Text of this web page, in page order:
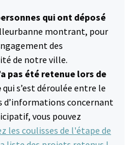
qui ont déposé
montrant, pour
des
de notre ville.
pas été retenue lors de
qui s’est déroulée entre le
d’informations concernant
vous pouvez
les coulisses de l'étape de